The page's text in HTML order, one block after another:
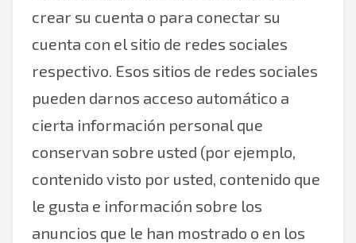
crear su cuenta o para conectar su
cuenta con el sitio de redes sociales
respectivo. Esos sitios de redes sociales
pueden darnos acceso automático a
cierta información personal que
conservan sobre usted (por ejemplo,
contenido visto por usted, contenido que
le gusta e información sobre los
anuncios que le han mostrado o en los